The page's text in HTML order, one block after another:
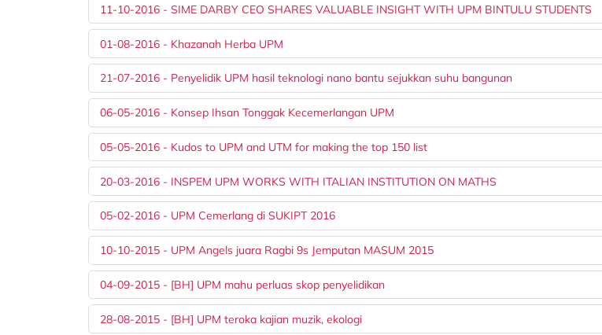
11-10-2016 - SIME DARBY CEO SHARES VALUABLE INSIGHT WITH UPM BINTULU STUDENTS
01-08-2016 - Khazanah Herba UPM
21-07-2016 - Penyelidik UPM hasil teknologi nano bantu sejukkan suhu bangunan
06-05-2016 - Konsep Ihsan Tonggak Kecemerlangan UPM
05-05-2016 - Kudos to UPM and UTM for making the top 150 list
20-03-2016 - INSPEM UPM WORKS WITH ITALIAN INSTITUTION ON MATHS
05-02-2016 - UPM Cemerlang di SUKIPT 2016
10-10-2015 - UPM Angels juara Ragbi 9s Jemputan MASUM 2015
04-09-2015 - [BH] UPM mahu perluas skop penyelidikan
28-08-2015 - [BH] UPM teroka kajian muzik, ekologi